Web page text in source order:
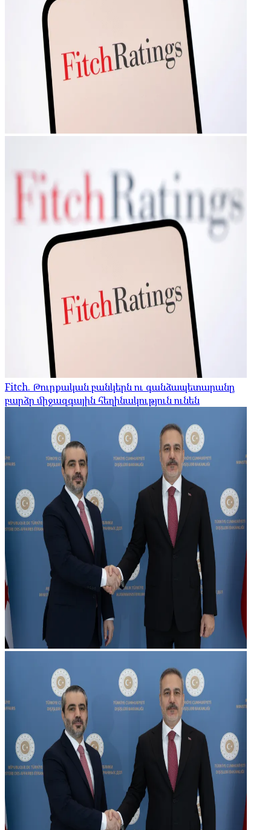
Fitch. Թուրքական բանկերն ու գանձապետարանը
բարձր միջազգային հեղինակություն ունեն